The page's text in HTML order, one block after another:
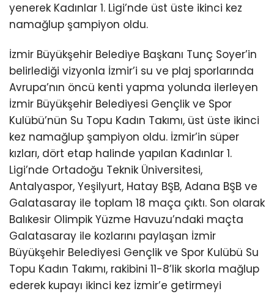
yenerek Kadınlar 1. Ligi’nde üst üste ikinci kez
namağlup şampiyon oldu.
İzmir Büyükşehir Belediye Başkanı Tunç Soyer’in
belirlediği vizyonla İzmir’i su ve plaj sporlarında
Avrupa’nın öncü kenti yapma yolunda ilerleyen
İzmir Büyükşehir Belediyesi Gençlik ve Spor
Kulübü’nün Su Topu Kadın Takımı, üst üste ikinci
kez namağlup şampiyon oldu. İzmir’in süper
kızları, dört etap halinde yapılan Kadınlar 1.
Ligi’nde Ortadoğu Teknik Üniversitesi,
Antalyaspor, Yeşilyurt, Hatay BŞB, Adana BŞB ve
Galatasaray ile toplam 18 maça çıktı. Son olarak
Balıkesir Olimpik Yüzme Havuzu’ndaki maçta
Galatasaray ile kozlarını paylaşan İzmir
Büyükşehir Belediyesi Gençlik ve Spor Kulübü Su
Topu Kadın Takımı, rakibini 11-8’lik skorla mağlup
ederek kupayı ikinci kez İzmir’e getirmeyi